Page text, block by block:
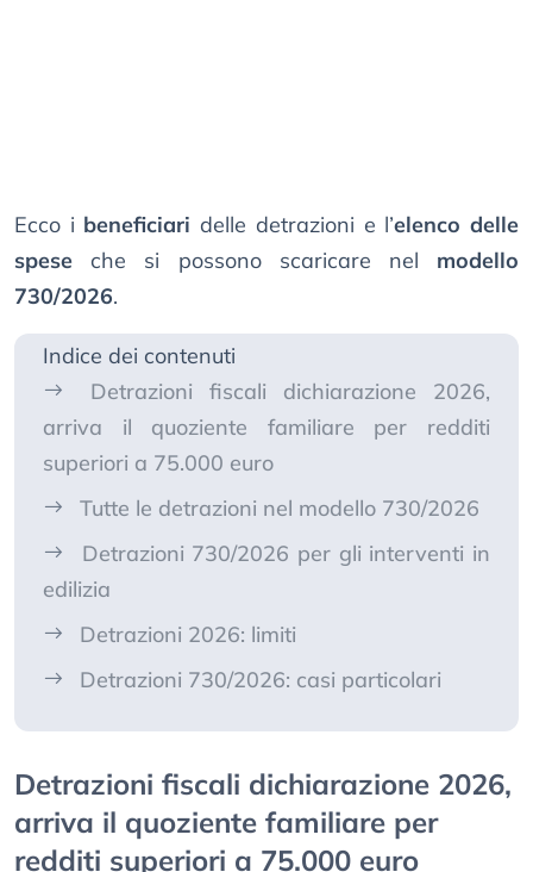
Ecco i beneficiari delle detrazioni e l’elenco delle
spese che si possono scaricare nel modello
730/2026.
Indice dei contenuti
Detrazioni fiscali dichiarazione 2026,
arriva il quoziente familiare per redditi
superiori a 75.000 euro
Tutte le detrazioni nel modello 730/2026
Detrazioni 730/2026 per gli interventi in
edilizia
Detrazioni 2026: limiti
Detrazioni 730/2026: casi particolari
Detrazioni fiscali dichiarazione 2026,
arriva il quoziente familiare per
redditi superiori a 75.000 euro